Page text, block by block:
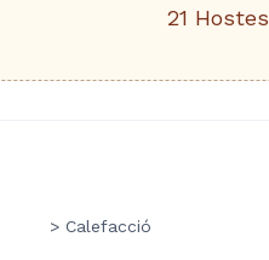
21 Hostes
> Calefacció